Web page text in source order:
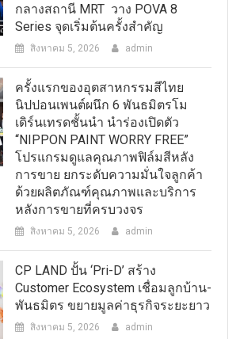
กลางสถานี MRT วาง POVA 8
Series จุดเริ่มต้นครั้งสำคัญ
สิงหาคม 5, 2026 admin
ครั้งแรกของอุตสาหกรรมสีไทย
นิปปอนเพนต์ผนึก 6 พันธมิตรโม
เดิร์นเทรดชั้นนำ นำร่องเปิดตัว
“NIPPON PAINT WORRY FREE”
โปรแกรมดูแลคุณภาพฟิล์มสีหลัง
การขาย ยกระดับความมั่นใจลูกค้า
ด้วยผลิตภัณฑ์คุณภาพและบริการ
หลังการขายที่ครบวงจร
สิงหาคม 5, 2026 admin
CP LAND ปั้น ‘Pri-D’ สร้าง
Customer Ecosystem เชื่อมลูกบ้าน-
พันธมิตร ขยายมูลค่าธุรกิจระยะยาว
สิงหาคม 5, 2026 admin